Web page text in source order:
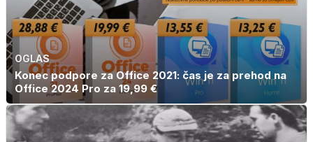
OGLAS
Konec podpore za Office 2021: čas je za prehod na
Office 2024 Pro za 19,99 €